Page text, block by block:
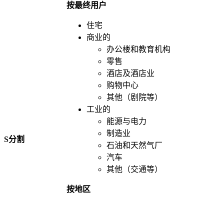
S分割
按最终用户
住宅
商业的
办公楼和教育机构
零售
酒店及酒店业
购物中心
其他（剧院等）
工业的
能源与电力
制造业
石油和天然气厂
汽车
其他（交通等）
按地区